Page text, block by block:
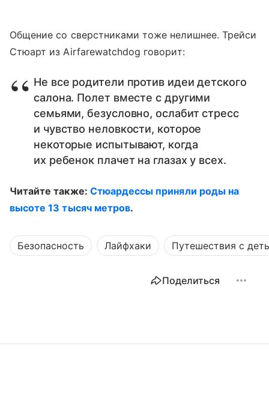
Общение со сверстниками тоже нелишнее. Трейси
Стюарт из Airfarewatchdog говорит:
Не все родители против идеи детского
салона. Полет вместе с другими
семьями, безусловно, ослабит стресс
и чувство неловкости, которое
некоторые испытывают, когда
их ребенок плачет на глазах у всех.
Читайте также: Стюардессы приняли роды на
высоте 13 тысяч метров.
Безопасность Лайфхаки Путешествия с
Поделиться